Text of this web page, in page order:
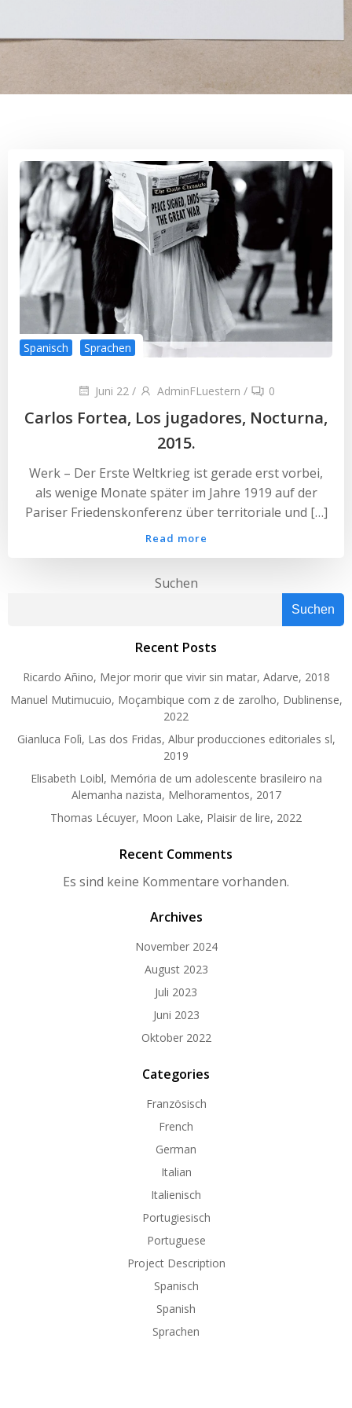
Spanisch Sprachen
Juni 22 / AdminFLuestern / 0
Carlos Fortea, Los jugadores, Nocturna,
2015.
Werk – Der Erste Weltkrieg ist gerade erst vorbei,
als wenige Monate später im Jahre 1919 auf der
Pariser Friedenskonferenz über territoriale und […]
Read more
Suchen
Suchen
Recent Posts
Ricardo Añino, Mejor morir que vivir sin matar, Adarve, 2018
Manuel Mutimucuio, Moçambique com z de zarolho, Dublinense,
2022
Gianluca Folì, Las dos Fridas, Albur producciones editoriales sl,
2019
Elisabeth Loibl, Memória de um adolescente brasileiro na
Alemanha nazista, Melhoramentos, 2017
Thomas Lécuyer, Moon Lake, Plaisir de lire, 2022
Recent Comments
Es sind keine Kommentare vorhanden.
Archives
November 2024
August 2023
Juli 2023
Juni 2023
Oktober 2022
Categories
Französisch
French
German
Italian
Italienisch
Portugiesisch
Portuguese
Project Description
Spanisch
Spanish
Sprachen